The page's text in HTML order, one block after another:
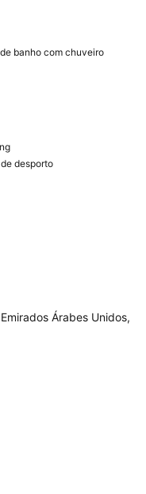
banho com chuveiro
desporto
Árabes Unidos,